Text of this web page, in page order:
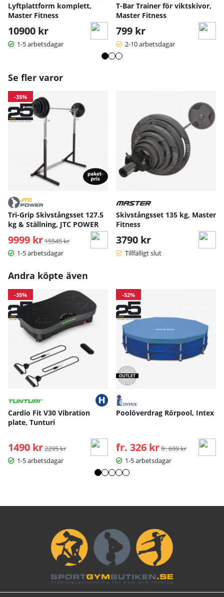
Lyftplattform komplett,
Master Fitness
10900 kr
1-5 arbetsdagar
T-Bar Trainer för viktskivor,
Master Fitness
799 kr
2-10 arbetsdagar
Se fler varor
-35%
Tri-Grip Skivstångsset 127.5
kg & Ställning, JTC POWER
9999 kr Ordinarie pris:
15545 kr
1-5 arbetsdagar
Skivstångsset 135 kg, Master
Fitness
3790 kr
Tillfälligt slut
Andra köpte även
-35%
Cardio Fit V30 Vibration
plate, Tunturi
1490 kr Ordinarie pris:
2295 kr
1-5 arbetsdagar
-52%
Poolöverdrag Rörpool, Intex
fr. 326 kr Ordinarie pris:
fr. 699 kr
1-5 arbetsdagar